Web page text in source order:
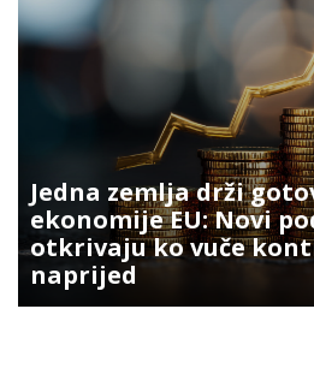
Jedna zemlja drži
ekonomije EU: Novi
otkrivaju ko vuče
naprijed